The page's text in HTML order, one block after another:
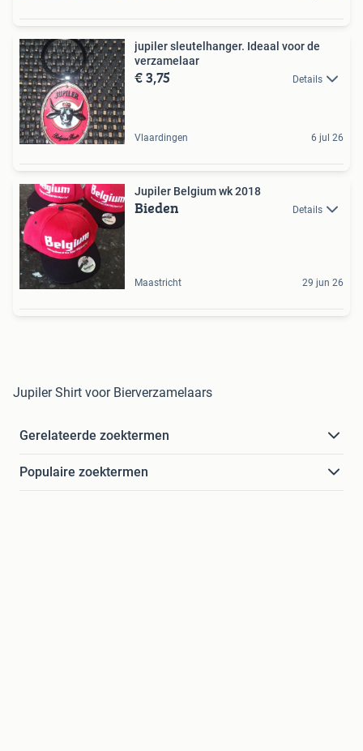
jupiler sleutelhanger. Ideaal voor de
verzamelaar
€ 3,75 Details
Vlaardingen 6 jul 26
Jupiler Belgium wk 2018
Bieden Details
Maastricht 29 jun 26
Jupiler Shirt voor Bierverzamelaars
Gerelateerde zoektermen
Populaire zoektermen